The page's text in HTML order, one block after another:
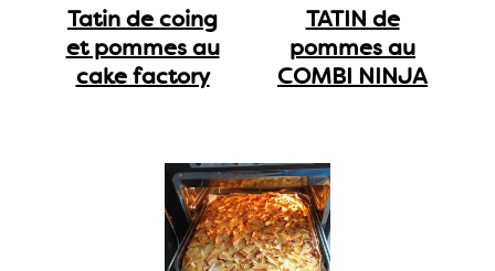
Tatin de coing
et pommes au
cake factory
TATIN de
pommes au
COMBI NINJA